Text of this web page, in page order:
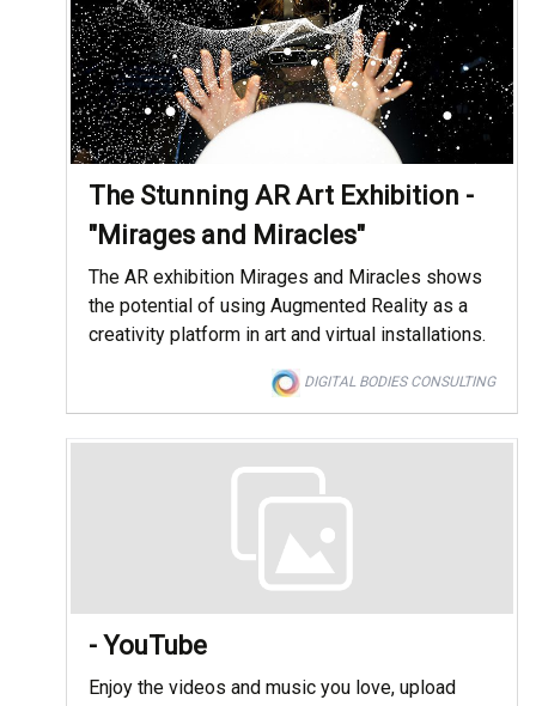
The Stunning AR Art Exhibition -
"Mirages and Miracles"
The AR exhibition Mirages and Miracles shows
the potential of using Augmented Reality as a
creativity platform in art and virtual installations.
DIGITAL BODIES CONSULTING
- YouTube
Enjoy the videos and music you love, upload